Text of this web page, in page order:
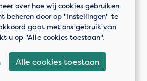
over hoe wij cookies gebruiken
beheren door op "Instellingen" te
gaat met ons gebruik van
u op "Alle cookies toestaan".
Alle cookies toestaan